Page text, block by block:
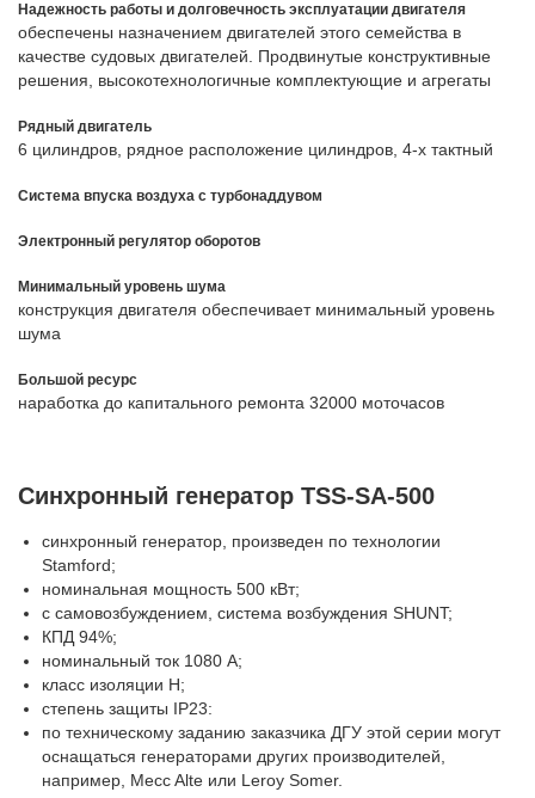
Надежность работы и долговечность эксплуатации двигателя
обеспечены назначением двигателей этого семейства в
качестве судовых двигателей. Продвинутые конструктивные
решения, высокотехнологичные комплектующие и агрегаты
Рядный двигатель
6 цилиндров, рядное расположение цилиндров, 4-х тактный
Система впуска воздуха с турбонаддувом
Электронный регулятор оборотов
Минимальный уровень шума
конструкция двигателя обеспечивает минимальный уровень
шума
Большой ресурс
наработка до капитального ремонта 32000 моточасов
Синхронный генератор TSS-SA-500
синхронный генератор, произведен по технологии
Stamford;
номинальная мощность 500 кВт;
с самовозбуждением, система возбуждения SHUNT;
КПД 94%;
номинальный ток 1080 А;
класс изоляции H;
степень защиты IP23:
по техническому заданию заказчика ДГУ этой серии могут
оснащаться генераторами других производителей,
например, Mecc Alte или Leroy Somer.